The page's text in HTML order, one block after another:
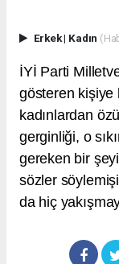
Erkek| Kadın
İYİ Parti
gösteren kişiye
kadınlardan
gerginliği, o
gereken bir
sözler
da hiç